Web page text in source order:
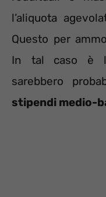
l’aliquota
Questo per
In tal caso è
sarebbero
stipendi medio-